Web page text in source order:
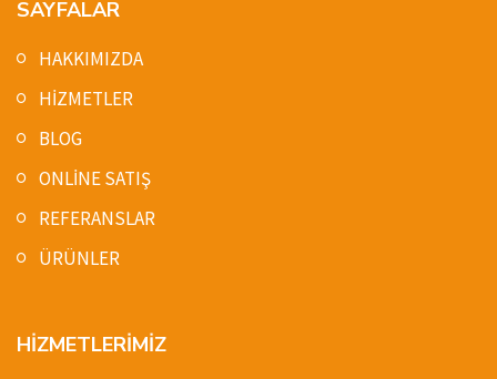
SAYFALAR
HAKKIMIZDA
HİZMETLER
BLOG
ONLİNE SATIŞ
REFERANSLAR
ÜRÜNLER
HİZMETLERİMİZ